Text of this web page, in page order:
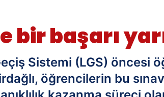
bir başarı
Sistemi (LGS) öncesi
öğrencilerin bu